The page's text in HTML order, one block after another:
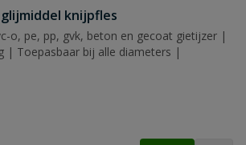
knijpfles
o, pe, pp, gvk, beton en gecoat gietijzer |
| Toepasbaar bij alle diameters |